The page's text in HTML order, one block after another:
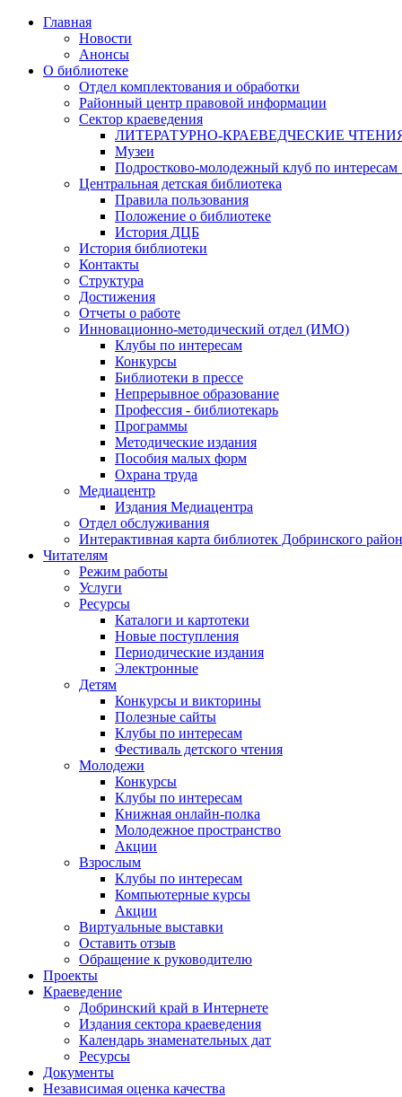
Главная
Новости
Анонсы
О библиотеке
Отдел комплектования и обработки
Районный центр правовой информации
Сектор краеведения
ЛИТЕРАТУРНО-КРАЕВЕДЧЕСКИЕ
Музеи
Подростково-молодежный клуб по интересам
Центральная детская библиотека
Правила пользования
Положение о библиотеке
История ДЦБ
История библиотеки
Контакты
Структура
Достижения
Отчеты о работе
Инновационно-методический отдел (ИМО)
Клубы по интересам
Конкурсы
Библиотеки в прессе
Непрерывное образование
Профессия - библиотекарь
Программы
Методические издания
Пособия малых форм
Охрана труда
Медиацентр
Издания Медиацентра
Отдел обслуживания
Интерактивная карта библиотек Добринского
Читателям
Режим работы
Услуги
Ресурсы
Каталоги и картотеки
Новые поступления
Периодические издания
Электронные
Детям
Конкурсы и викторины
Полезные сайты
Клубы по интересам
Фестиваль детского чтения
Молодежи
Конкурсы
Клубы по интересам
Книжная онлайн-полка
Молодежное пространство
Акции
Взрослым
Клубы по интересам
Компьютерные курсы
Акции
Виртуальные выставки
Оставить отзыв
Обращение к руководителю
Проекты
Краеведение
Добринский край в Интернете
Издания сектора краеведения
Календарь знаменательных дат
Ресурсы
Документы
Независимая оценка качества